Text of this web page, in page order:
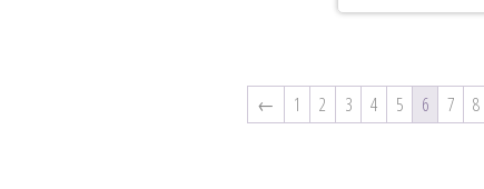
← 1 2 3 4 5 6 7 8